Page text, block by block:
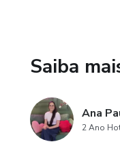
Saiba
Ana
2 Ano